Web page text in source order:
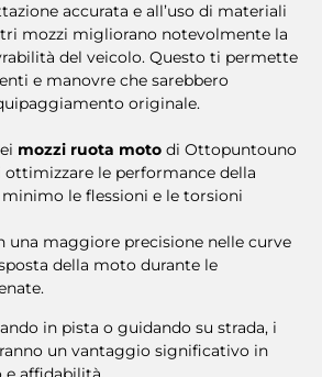
accurata e all’uso di materiali
mozzi migliorano notevolmente la
del veicolo. Questo ti permette
e manovre che sarebbero
originale.
mozzi ruota moto di Ottopuntouno
ottimizzare le performance della
le flessioni e le torsioni
una maggiore precisione nelle curve
della moto durante le
in pista o guidando su strada, i
un vantaggio significativo in